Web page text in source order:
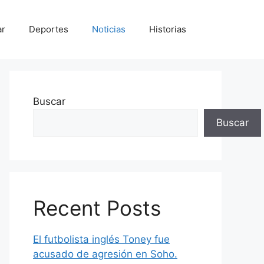
Deportes Noticias Historias
Buscar
Buscar
Recent Posts
El futbolista inglés Toney fue
acusado de agresión en Soho.